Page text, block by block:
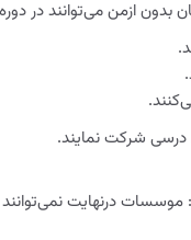
بدون ازمن می‌توانند در
درسی شرکت نمایند.
درنهایت نمی‌توانند